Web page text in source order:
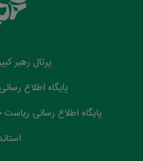
پرتال رهبر
پایگاه اطلاع
پایگاه اطلاع رسانی